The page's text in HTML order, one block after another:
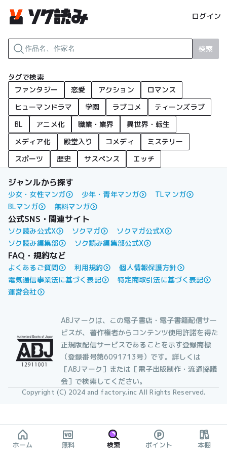
ログイン
検索
タグで検索
ファンタジー
恋愛 アクション
ロマンス
ヒューマンドラマ
学園 ラブコメ
ティーンズラブ
BL
アニメ化 職業・業界
異世界・転生
メディア化
殿堂入り コメディ
ミステリー
スポーツ
歴史 サスペンス エッチ
ジャンルから探す
少女・女性マンガ 少年・青年マンガ
TLマンガ
BLマンガ
無料マンガ
公式SNS・関連サイト
ソク読み公式X ソクマガ
ソクマガ公式X
ソク読み編集部
ソク読み編集部公式X
FAQ・規約など
よくあるご質問 利用規約
個人情報保護方針
電気通信事業法に基づく表記
特定商取引法に基づく表記
運営会社
ABJマークは、この電子書店・電子書籍配信サー
ビスが、著作権者からコンテンツ使用許諾を得た
正規版配信サービスであることを示す登録商標
（登録番号第6091713号）です。詳しくは
［ABJマーク］または［電子出版制作・流通協議
会］で検索してください。
Copyright (C) 2024 and factory,inc All Rights Reserved.
ホーム 無料 検索 ポイント 本棚